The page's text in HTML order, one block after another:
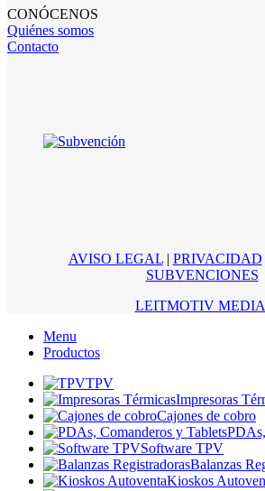
CONÓCENOS
Quiénes somos
Contacto
AVISO LEGAL| PRIVACIDAD
SUBVENCIONES
LEITMOTIV
Menu
Productos
TPV
Impresoras
Cajones de cobro
Software TPV
Balanzas
Kioskos